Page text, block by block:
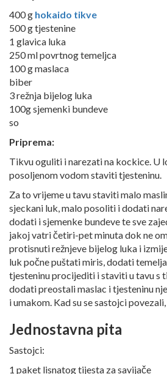
400 g hokaido tikve
500 g tjestenine
1 glavica luka
250 ml povrtnog temeljca
100 g maslaca
biber
3 režnja bijelog luka
100g sjemenki bundeve
so
Priprema:
Tikvu oguliti i narezati na kockice. U
posoljenom vodom staviti tjesteninu.
Za to vrijeme u tavu staviti malo
sjeckani luk, malo posoliti i dodati
dodati i sjemenke bundeve te sve
jakoj vatri četiri-pet minuta dok ne
protisnuti režnjeve bijelog luka i
luk počne puštati miris, dodati
tjesteninu procijediti i staviti u tavu s
dodati preostali maslac i tjesteninu
i umakom. Kad su se sastojci
Jednostavna pita
Sastojci:
1 paket lisnatog tijesta za savijače